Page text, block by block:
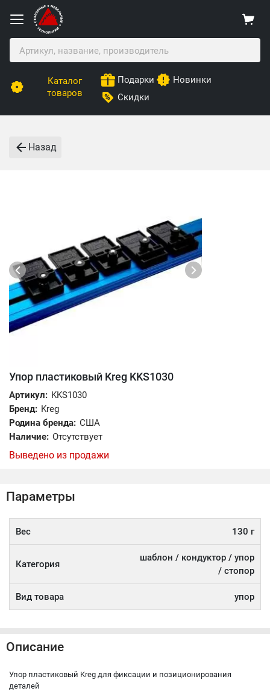
Каталог
товаров
Подарки
Новинки
Скидки
Назад
Упор пластиковый Kreg KKS1030
Артикул: KKS1030
Бренд: Kreg
Родина бренда: США
Наличие: Отсутствует
Выведено из продажи
Параметры
Вес 130 г
Категория
шаблон / кондуктор / упор
/ стопор
Вид товара упор
Описание
Упор пластиковый Kreg для фиксации и позиционирования
деталей